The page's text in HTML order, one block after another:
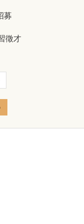
募
徵才